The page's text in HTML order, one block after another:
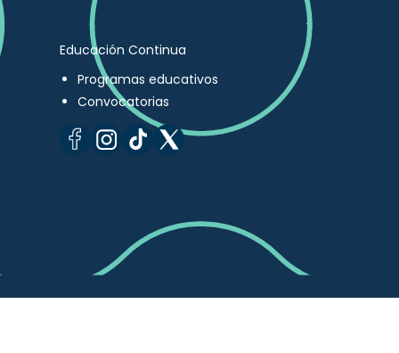
Educación Continua
Programas educativos
Convocatorias